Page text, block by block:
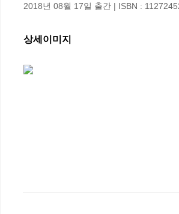
2018년 08월 17일 출간 | ISBN :
상세이미지